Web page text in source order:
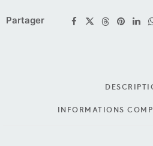
Partager
INFORMATIONS